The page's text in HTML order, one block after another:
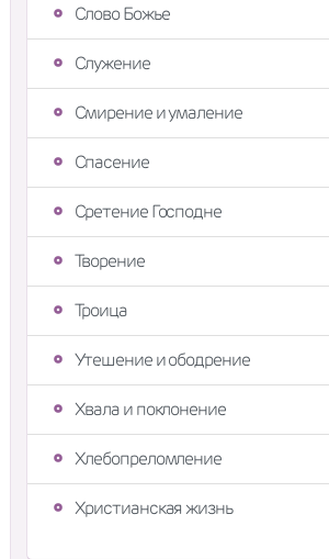
Слово Божье
Служение
Смирение и умаление
Спасение
Сретение Господне
Творение
Троица
Утешение и ободрение
Хвала и поклонение
Хлебопреломление
Христианская жизнь